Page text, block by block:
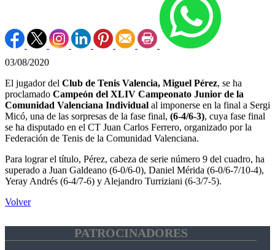
03/08/2020
El jugador del Club de Tenis Valencia, Miguel Pérez, se ha
proclamado Campeón del XLIV Campeonato Junior de la
Comunidad Valenciana Individual al imponerse en la final a Sergi
Micó, una de las sorpresas de la fase final, (6-4/6-3), cuya fase final
se ha disputado en el CT Juan Carlos Ferrero, organizado por la
Federación de Tenis de la Comunidad Valenciana.
Para lograr el título, Pérez, cabeza de serie número 9 del cuadro, ha
superado a Juan Galdeano (6-0/6-0), Daniel Mérida (6-0/6-7/10-4),
Yeray Andrés (6-4/7-6) y Alejandro Turriziani (6-3/7-5).
Volver
PATROCINADORES